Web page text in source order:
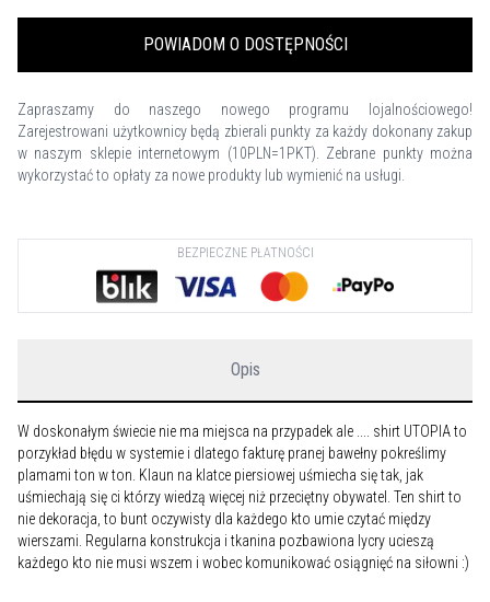
POWIADOM O DOSTĘPNOŚCI
Zapraszamy do naszego nowego programu lojalnościowego!
Zarejestrowani użytkownicy będą zbierali punkty za każdy dokonany zakup
w naszym sklepie internetowym (10PLN=1PKT). Zebrane punkty można
wykorzystać to opłaty za nowe produkty lub wymienić na usługi.
BEZPIECZNE PŁATNOŚCI
Opis
W doskonałym świecie nie ma miejsca na przypadek ale .... shirt UTOPIA to
porzykład błędu w systemie i dlatego fakturę pranej bawełny pokreślimy
plamami ton w ton. Klaun na klatce piersiowej uśmiecha się tak, jak
uśmiechają się ci którzy wiedzą więcej niż przeciętny obywatel. Ten shirt to
nie dekoracja, to bunt oczywisty dla każdego kto umie czytać między
wierszami. Regularna konstrukcja i tkanina pozbawiona lycry ucieszą
każdego kto nie musi wszem i wobec komunikować osiągnięć na siłowni :)